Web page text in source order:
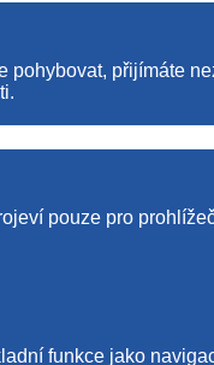
přijímáte
pouze pro
funkce jako